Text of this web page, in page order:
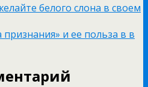
белого слона в своем
признания» и ее польза в в